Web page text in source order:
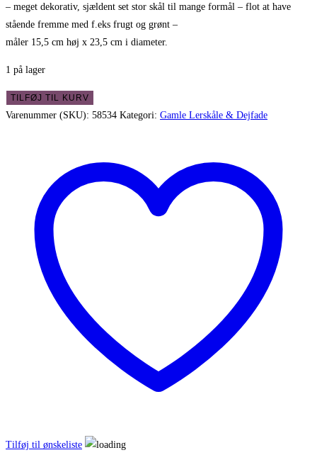
– meget dekorativ, sjældent set stor skål til mange formål – flot at have
stående fremme med f.eks frugt og grønt –
måler 15,5 cm høj x 23,5 cm i diameter.
1 på lager
Knabstrup
stor
TILFØJ TIL KURV
Varenummer (SKU): 58534 Kategori: Gamle Lerskåle & Dejfade
Tilføj til ønskeliste